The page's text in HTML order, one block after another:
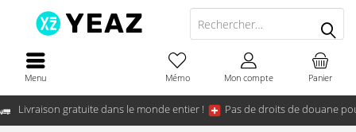
Livraison gratuite dans le monde entier ! Pas de droits de douane
Menu Panier
Mémo Mon compte